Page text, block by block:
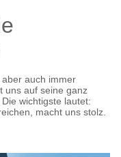
auch immer
uns auf seine ganz
wichtigste lautet:
macht uns stolz.